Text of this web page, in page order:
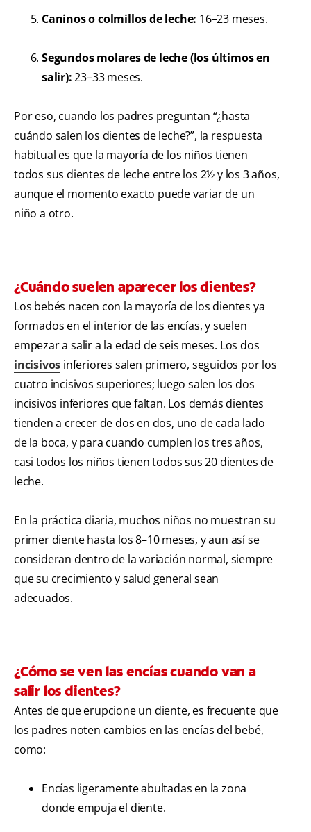
Caninos o colmillos de leche: 16–23 meses.
Segundos molares de leche (los últimos en
salir):23–33 meses.
Por eso, cuando los padres preguntan “¿hasta
cuándo salen los dientes de leche?”, la respuesta
habitual es que la mayoría de los niños tienen
todos sus dientes de leche entre los 2½ y los 3 años,
aunque el momento exacto puede variar de un
niño a otro.
¿Cuándo suelen aparecer los dientes?
Los bebés nacen con la mayoría de los dientes ya
formados en el interior de las encías, y suelen
empezar a salir a la edad de seis meses. Los dos
incisivos inferiores salen primero, seguidos por los
cuatro incisivos superiores; luego salen los dos
incisivos inferiores que faltan. Los demás dientes
tienden a crecer de dos en dos, uno de cada lado
de la boca, y para cuando cumplen los tres años,
casi todos los niños tienen todos sus 20 dientes de
leche.
En la práctica diaria, muchos niños no muestran su
primer diente hasta los 8–10 meses, y aun así se
consideran dentro de la variación normal, siempre
que su crecimiento y salud general sean
adecuados.
¿Cómo se ven las encías cuando van a
salir los dientes?
Antes de que erupcione un diente, es frecuente que
los padres noten cambios en las encías del bebé,
como:
Encías ligeramente abultadas en la zona
donde empuja el diente.